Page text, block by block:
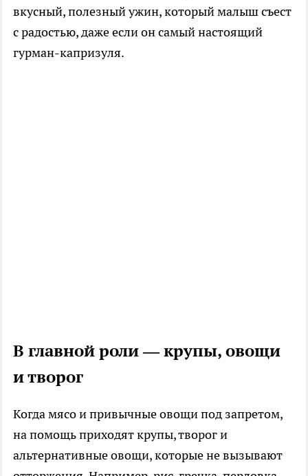
вкусный, полезный ужин, который малыш съест
с радостью, даже если он самый настоящий
гурман-капризуля.
В главной роли — крупы, овощи
и творог
Когда мясо и привычные овощи под запретом,
на помощь приходят крупы, творог и
альтернативные овощи, которые не вызывают